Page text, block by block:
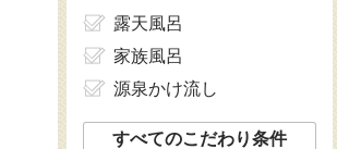
露天風呂
家族風呂
源泉かけ流し
すべてのこだわり条件